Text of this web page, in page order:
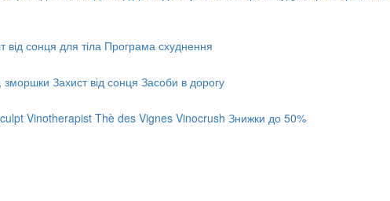
від сонця для тіла Програма схуднення
зморшки Захист від сонця Засоби в дорогу
Vinotherapist Thè des Vignes Vinocrush Знижки до 50%